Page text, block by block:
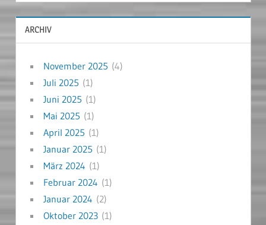
ARCHIV
November 2025 (4)
Juli 2025 (1)
Juni 2025 (1)
Mai 2025 (1)
April 2025 (1)
Januar 2025 (1)
März 2024 (1)
Februar 2024 (1)
Januar 2024 (2)
Oktober 2023(1)